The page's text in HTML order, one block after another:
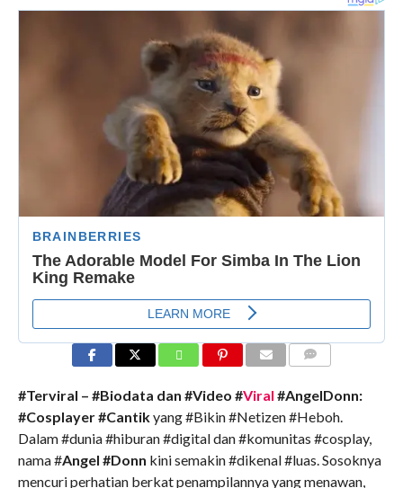
#Terviral – #Biodata dan #Video #Viral #AngelDonn:
#Cosplayer #Cantikyang #Bikin #Netizen #Heboh.
Dalam #dunia #hiburan #digital dan #komunitas #cosplay,
nama #Angel #Donn kini semakin #dikenal #luas. Sosoknya
mencuri perhatian berkat penampilannya yang menawan,